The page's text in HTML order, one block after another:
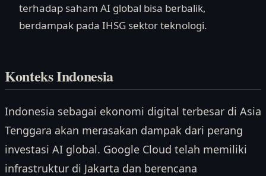
terhadap saham AI global bisa berbalik,
berdampak pada IHSG sektor teknologi.
Konteks Indonesia
Indonesia sebagai ekonomi digital terbesar di Asia
Tenggara akan merasakan dampak dari perang
investasi AI global. Google Cloud telah memiliki
infrastruktur di Jakarta dan berencana